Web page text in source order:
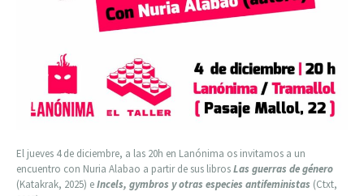
El jueves 4 de diciembre, a las 20h en Lanónima os invitamos a un
encuentro con Nuria Alabao a partir de sus librosLas guerras de género
(Katakrak, 2025) eIncels, gymbros y otras especies antifeministas (Ctxt,